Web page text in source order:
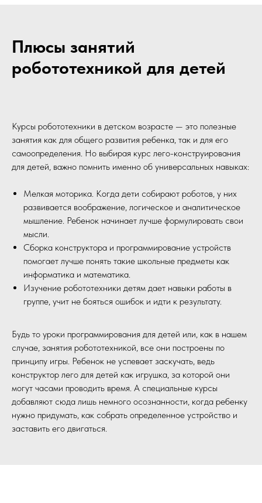
Плюсы занятий
робототехникой для детей
Курсы робототехники в детском возрасте — это полезные
занятия как для общего развития ребенка, так и для его
самоопределения. Но выбирая курс лего-конструирования
для детей, важно помнить именно об универсальных навыках:
Мелкая моторика. Когда дети собирают роботов, у них
развивается воображение, логическое и аналитическое
мышление. Ребенок начинает лучше формулировать свои
мысли.
Сборка конструктора и программирование устройств
помогает лучше понять такие школьные предметы как
информатика и математика.
Изучение робототехники детям дает навыки работы в
группе, учит не бояться ошибок и идти к результату.
Будь то уроки программирования для детей или, как в нашем
случае, занятия робототехникой, все они построены по
принципу игры. Ребенок не успевает заскучать, ведь
конструктор лего для детей как игрушка, за которой они
могут часами проводить время. А специальные курсы
добавляют сюда лишь немного осознанности, когда ребенку
нужно придумать, как собрать определенное устройство и
заставить его двигаться.